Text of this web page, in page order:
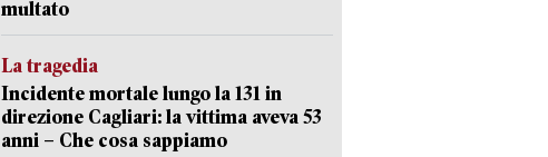
multato
La tragedia
Incidente mortale lungo la 131 in
direzione Cagliari: la vittima aveva 53
anni – Che cosa sappiamo